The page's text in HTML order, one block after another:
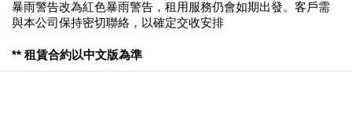
暴雨警告改為紅色暴雨警告，租用服務仍會如期出發。客戶需
與本公司保持密切聯絡，以確定交收安排
** 租賃合約以中文版為準